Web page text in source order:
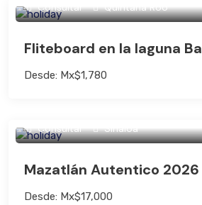
Consultar Quintana Roo
Fliteboard en la laguna
Desde: Mx$1,780
Consultar Sinaloa
Mazatlán Autentico 2026
Desde: Mx$17,000